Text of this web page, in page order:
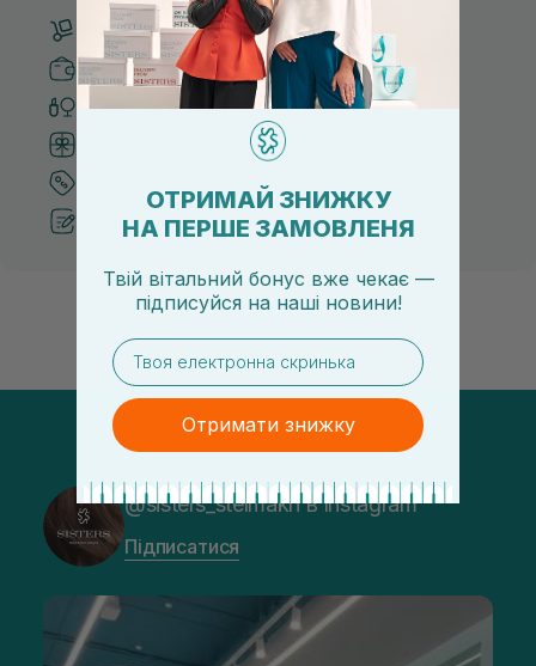
Безкоштовна доставка від 3000 UAH
Безпечні способи оплати
Тільки оригінальна косметика
Система бонусів та лояльності
Кращі ціни та топ товари
Рекомендації від косметологів
@sisters_stelmakh в Instagram
Підписатися
ОТРИМАЙ ЗНИЖКУ
НА ПЕРШЕ ЗАМОВЛЕНЯ
Твій вітальний бонус вже чекає —
підписуйся на наші новини!
email
Отримати знижку